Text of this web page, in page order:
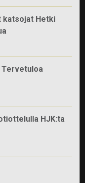
katsojat Hetki
HJK:ta